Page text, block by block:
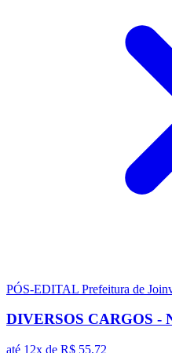
PÓS-EDITAL Prefeitura de
DIVERSOS CARGOS -
até 12x de R$ 55,72